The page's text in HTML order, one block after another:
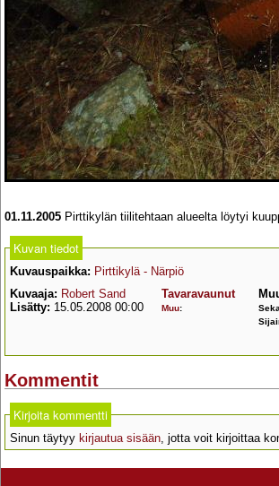
01.11.2005 Pirttikylän tiilitehtaan alueelta löytyi
Kuvan tiedot
Kuvauspaikka: Pirttikylä - Närpiö
Kuvaaja: Robert Sand
Lisätty: 15.05.2008 00:00
Tavaravaunut
Muu:
Kommentit
Kirjoita kommentti
Sinun täytyy kirjautua sisään, jotta voit kirjoittaa